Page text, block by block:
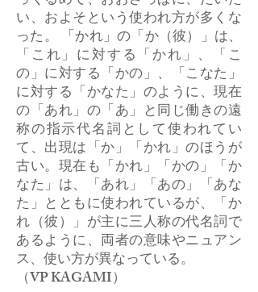
い、およそという使われ方が多くな
った。 「かれ」の「か（彼）」は、
「これ」に対する「かれ」、「こ
の」に対する「かの」、「こなた」
に対する「かなた」のように、現在
の「あれ」の「あ」と同じ働きの遠
称の指示代名詞として使われてい
て、出現は「か」「かれ」のほうが
古い。現在も「かれ」「かの」「か
なた」は、「あれ」「あの」「あな
た」とともに使われているが、「か
れ（彼）」が主に三人称の代名詞で
あるように、両者の意味やニュアン
ス、使い方が異なっている。
​（VP KAGAMI）